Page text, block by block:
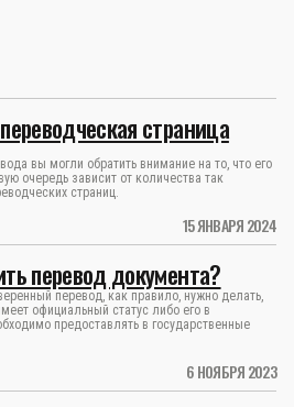
15 ЯНВАРЯ 2024
страница
вы могли обратить внимание на то, что его
очередь зависит от количества так
страниц.
6 НОЯБРЯ 2023
перевод документа?
перевод, как правило, нужно делать,
официальный статус либо его в
предоставлять в государственные